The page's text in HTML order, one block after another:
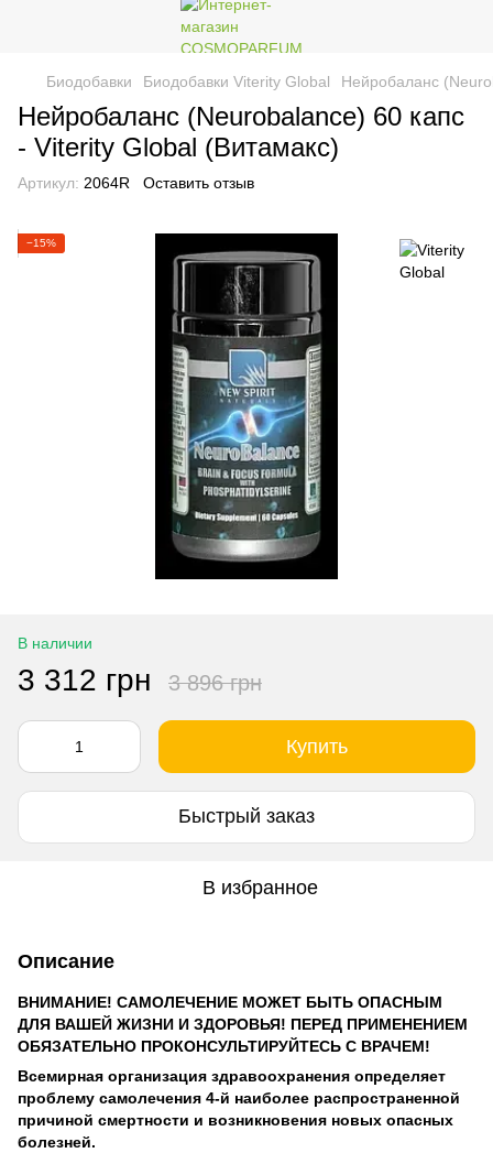
Биодобавки Биодобавки Viterity Global Нейробаланс
Нейробаланс (Neurobalance) 60 капс
- Viterity Global (Витамакс)
Артикул: 2064R Оставить отзыв
−15%
В наличии
3 312 грн 3 896 грн
Купить
Быстрый заказ
В избранное
Описание
ВНИМАНИЕ! САМОЛЕЧЕНИЕ МОЖЕТ БЫТЬ ОПАСНЫМ
ДЛЯ ВАШЕЙ ЖИЗНИ И ЗДОРОВЬЯ! ПЕРЕД ПРИМЕНЕНИЕМ
ОБЯЗАТЕЛЬНО ПРОКОНСУЛЬТИРУЙТЕСЬ С ВРАЧЕМ!
Всемирная организация здравоохранения определяет
проблему самолечения 4-й наиболее распространенной
причиной смертности и возникновения новых опасных
болезней.